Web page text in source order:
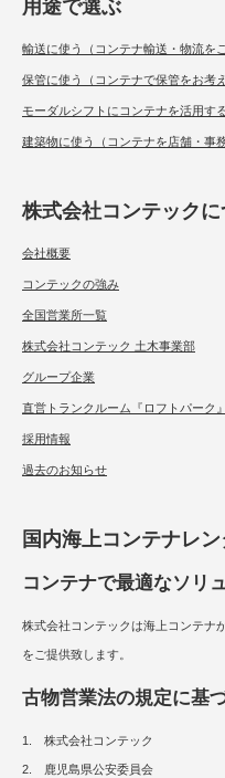
用途で選ぶ
輸送に使う（コンテナ輸送・物流を
保管に使う（コンテナで保管をお考
モーダルシフトにコンテナを活用す
建築物に使う（コンテナを店舗・事
株式会社コンテックに
会社概要
コンテックの強み
全国営業所一覧
株式会社コンテック 土木事業部
グループ企業
直営トランクルーム『ロフトパーク』
採用情報
過去のお知らせ
国内海上コンテナレ
コンテナで最適なソリ
株式会社コンテックは海上コンテナ
をご提供致します。
古物営業法の規定に基
1. 株式会社コンテック
2. 鹿児島県公安委員会